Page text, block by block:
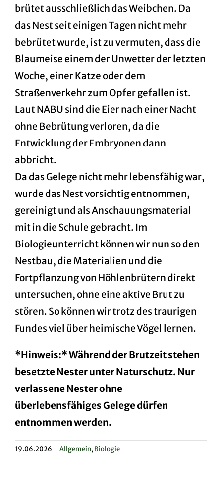
brütet ausschließlich das Weibchen. Da
das Nest seit einigen Tagen nicht mehr
bebrütet wurde, ist zu vermuten, dass die
Blaumeise einem der Unwetter der letzten
Woche, einer Katze oder dem
Straßenverkehr zum Opfer gefallen ist.
Laut NABU sind die Eier nach einer Nacht
ohne Bebrütung verloren, da die
Entwicklung der Embryonen dann
abbricht.
Da das Gelege nicht mehr lebensfähig war,
wurde das Nest vorsichtig entnommen,
gereinigt und als Anschauungsmaterial
mit in die Schule gebracht. Im
Biologieunterricht können wir nun so den
Nestbau, die Materialien und die
Fortpflanzung von Höhlenbrütern direkt
untersuchen, ohne eine aktive Brut zu
stören. So können wir trotz des traurigen
Fundes viel über heimische Vögel lernen.
*Hinweis:* Während der Brutzeit stehen
besetzte Nester unter Naturschutz. Nur
verlassene Nester ohne
überlebensfähiges Gelege dürfen
entnommen werden.
19.06.2026 Allgemein, Biologie